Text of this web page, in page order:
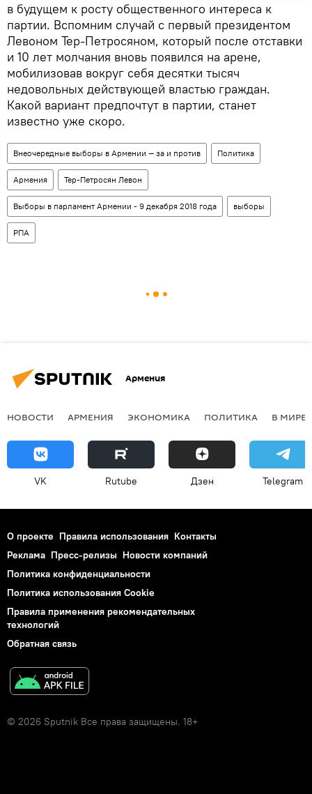
в будущем к росту общественного интереса к
партии. Вспомним случай с первый президентом
Левоном Тер-Петросяном, который после отставки
и 10 лет молчания вновь появился на арене,
мобилизовав вокруг себя десятки тысяч
недовольных действующей властью граждан.
Какой вариант предпочтут в партии, станет
известно уже скоро.
Внеочередные выборы в Армении — за и против Политика
Армения Тер-Петросян Левон
Выборы в парламент Армении - 9 декабря 2018 года выборы
РПА
Армения
НОВОСТИ АРМЕНИЯ ЭКОНОМИКА ПОЛИТИКА В МИРЕ
VK Rutube Дзен Telegram
О проекте Правила использования Контакты
Реклама Пресс-релизы Новости компаний
Политика конфиденциальности
Политика использования Cookie
Правила применения рекомендательных
технологий
Обратная связь
© 2026 Sputnik Все права защищены. 18+